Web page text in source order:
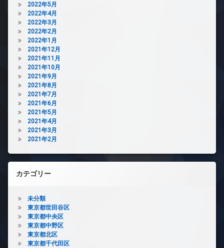
2022年5月
2022年4月
2022年3月
2022年2月
2022年1月
2021年12月
2021年11月
2021年10月
2021年9月
2021年8月
2021年7月
2021年6月
2021年5月
2021年4月
2021年3月
2021年2月
カテゴリー
未分類
東京都世田谷区
東京都中央区
東京都中野区
東京都北区
東京都千代田区